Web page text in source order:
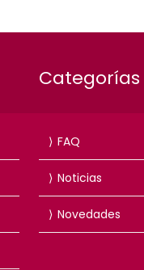
Categorías
FAQ
Noticias
Novedades